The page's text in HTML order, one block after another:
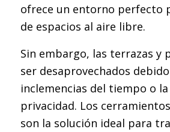
ofrece un entorno perfecto
de espacios al aire libre.
Sin embargo, las terrazas y
ser desaprovechados
inclemencias del tiempo o
privacidad. Los
son la solución ideal para